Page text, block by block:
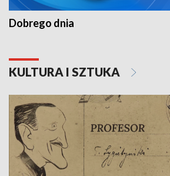
Dobrego dnia
KULTURA I SZTUKA